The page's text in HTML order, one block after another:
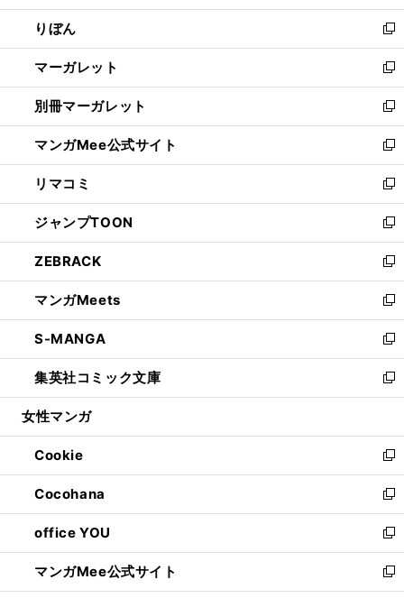
開
く
ウ
で
開
く
ン
ド
ウ
で
開
く
ウ
ィ
ン
ド
ウ
で
開
く
りぼん
新
し
い
ウ
ィ
ン
ド
ウ
で
開
く
マーガレット
新
し
い
ウ
ィ
ン
ド
ウ
で
開
く
別冊マーガレット
新
し
い
ウ
ィ
ン
ド
ウ
で
開
く
マンガMee公式サイト
新
し
い
ウ
ィ
ン
ド
ウ
で
開
く
リマコミ
新
し
い
ウ
ィ
ン
ド
ウ
で
開
く
ジャンプTOON
新
し
い
ウ
ィ
ン
ド
ウ
で
開
ZEBRACK
新
し
い
ウ
ィ
ン
ド
ウ
開
く
マンガMeets
新
し
い
ウ
ィ
ン
ウ
で
開
く
S-MANGA
新
し
い
ウ
ン
ド
ウ
で
開
く
集英社コミック文庫
新
し
ウ
ィ
ン
ド
ウ
で
開
く
女性マンガ
Cookie
新
し
い
ウ
ィ
ン
ド
ウ
Cocohana
新
し
い
ウ
ィ
ン
office YOU
新
し
い
ウ
マンガMee公式サイト
新
し